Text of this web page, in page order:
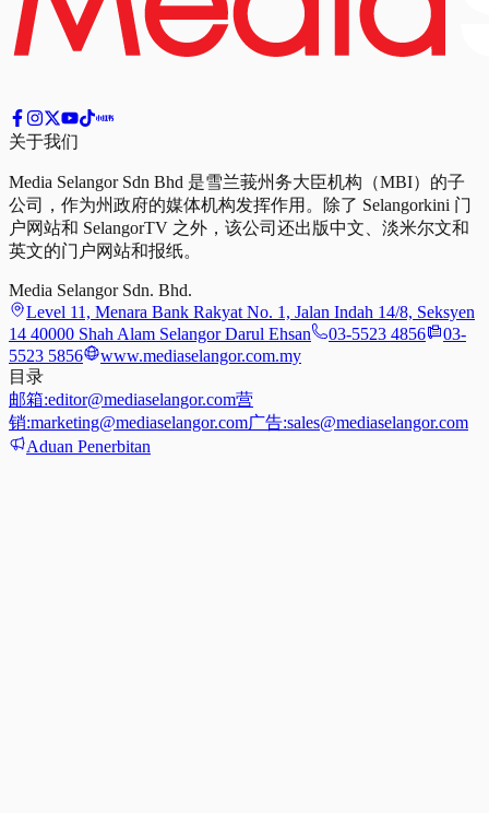
关于我们
Media Selangor Sdn Bhd 是雪兰莪州务大臣机构（MBI）的子
公司，作为州政府的媒体机构发挥作用。除了 Selangorkini 门
户网站和 SelangorTV 之外，该公司还出版中文、淡米尔文和
英文的门户网站和报纸。
Media Selangor Sdn. Bhd.
Level 11, Menara Bank Rakyat No. 1, Jalan Indah 14/8, Seksyen
14 40000 Shah Alam Selangor Darul Ehsan
03-5523 4856
03-
5523 5856
www.mediaselangor.com.my
目录
邮箱:editor@mediaselangor.com营
销:marketing@mediaselangor.com广告:sales@mediaselangor.com
Aduan Penerbitan